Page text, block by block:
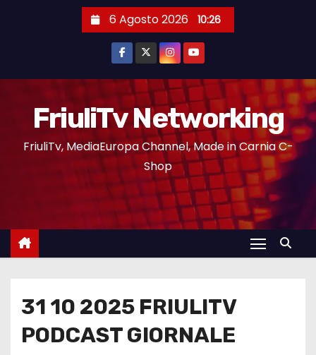
6 Agosto 2026 10:26
FriuliTv Networking
FriuliTv, MediaEuropa Channel, Made in Carnia C-
Shop
31 10 2025 FRIULITV
PODCAST GIORNALE